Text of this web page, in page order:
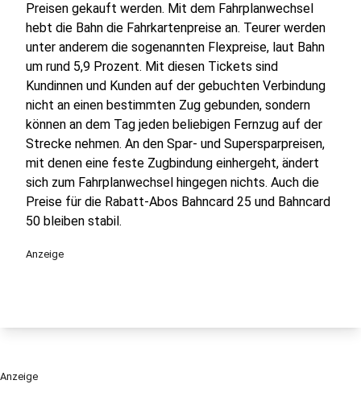
Preisen gekauft werden. Mit dem Fahrplanwechsel
hebt die Bahn die Fahrkartenpreise an. Teurer werden
unter anderem die sogenannten Flexpreise, laut Bahn
um rund 5,9 Prozent. Mit diesen Tickets sind
Kundinnen und Kunden auf der gebuchten Verbindung
nicht an einen bestimmten Zug gebunden, sondern
können an dem Tag jeden beliebigen Fernzug auf der
Strecke nehmen. An den Spar- und Supersparpreisen,
mit denen eine feste Zugbindung einhergeht, ändert
sich zum Fahrplanwechsel hingegen nichts. Auch die
Preise für die Rabatt-Abos Bahncard 25 und Bahncard
50 bleiben stabil.
Anzeige
Anzeige